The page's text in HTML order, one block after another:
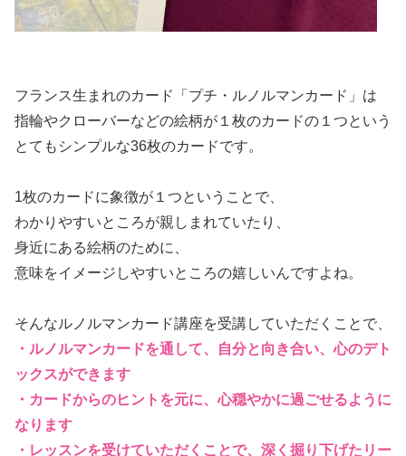
フランス生まれのカード「プチ・ルノルマンカード」は
指輪やクローバーなどの絵柄が１枚のカードの１つという
とてもシンプルな36枚のカードです。
1枚のカードに象徴が１つということで、
わかりやすいところが親しまれていたり、
身近にある絵柄のために、
意味をイメージしやすいところの嬉しいんですよね。
そんなルノルマンカード講座を受講していただくことで、
・ルノルマンカードを通して、自分と向き合い、心のデト
ックスができます
・カードからのヒントを元に、心穏やかに過ごせるように
なります
・レッスンを受けていただくことで、深く掘り下げたリー